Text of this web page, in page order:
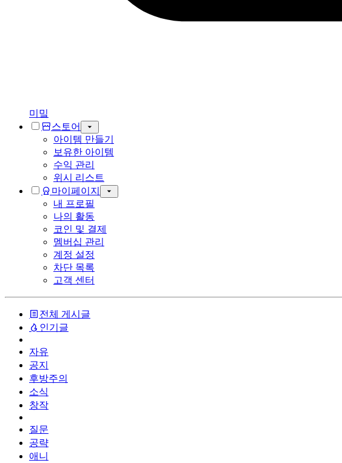
미밐
스토어
아이템 만들기
보유한 아이템
수익 관리
위시 리스트
마이페이지
내 프로필
나의 활동
코인 및 결제
멤버십 관리
계정 설정
차단 목록
고객 센터
전체 게시글
인기글
자유
공지
후방주의
소식
창작
질문
공략
애니